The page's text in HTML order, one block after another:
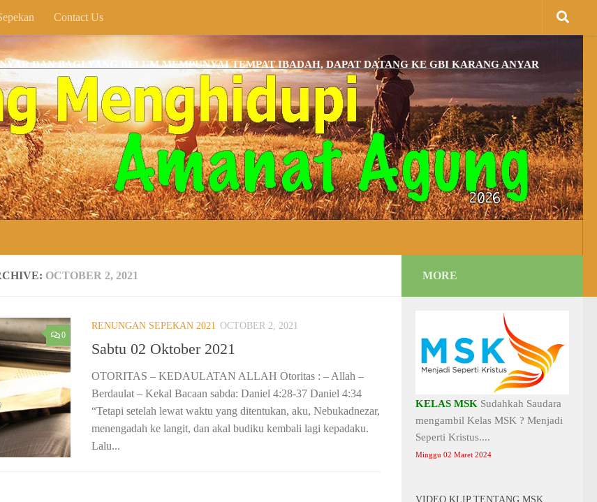
Contact Us
BAGI YANG BELUM MEMPUNYAI TEMPAT IBADAH, DAPAT DATANG KE GBI KARANG ANYAR
OCTOBER 2, 2021
0
RENUNGAN SEPEKAN 2021 OCTOBER 2, 2021
Sabtu 02 Oktober 2021
OTORITAS – KEDAULATAN ALLAH Otoritas : – Allah –
Berdaulat – Kekal Bacaan sabda: Daniel 4:28-37 Daniel 4:34
“Tetapi setelah lewat waktu yang ditentukan, aku, Nebukadnezar,
menengadah ke langit, dan akal budiku kembali lagi kepadaku.
Lalu...
MORE
KELAS MSK Sudahkah Saudara
mengambil Kelas MSK ? Menjadi
Seperti Kristus....
Minggu 02 Maret 2024
VIDEO KLIP TENTANG MSK